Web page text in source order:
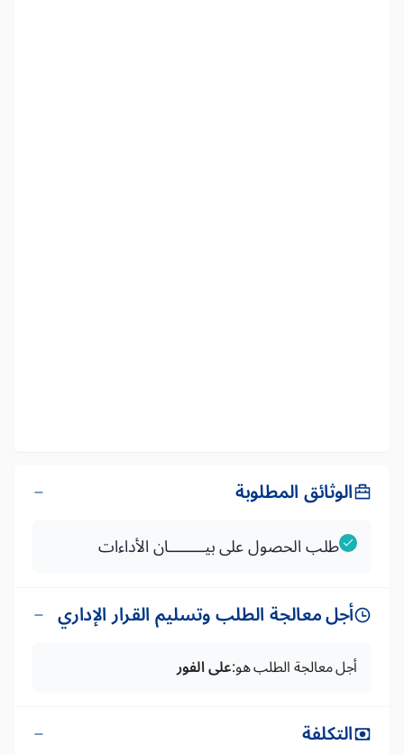
الوثائق المطلوبة
طلب الحصول على بيــــــــان الأداءات
أجل معالجة الطلب وتسليم القرار الإداري
أجل معالجة الطلب هو:على الفور
التكلفة